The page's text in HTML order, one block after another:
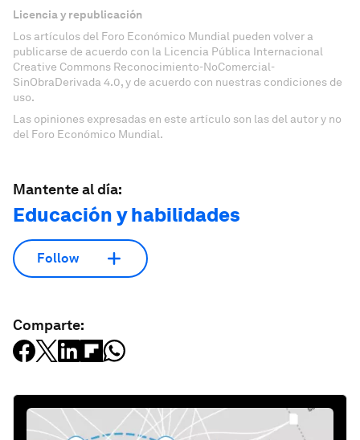
Licencia y republicación
Los artículos del Foro Económico Mundial pueden volver a
publicarse de acuerdo con la Licencia Pública Internacional
Creative Commons Reconocimiento-NoComercial-
SinObraDerivada 4.0, y de acuerdo con nuestras condiciones de
uso.
Las opiniones expresadas en este artículo son las del autor y no
del Foro Económico Mundial.
Mantente al día:
Educación y habilidades
Follow
Comparte: